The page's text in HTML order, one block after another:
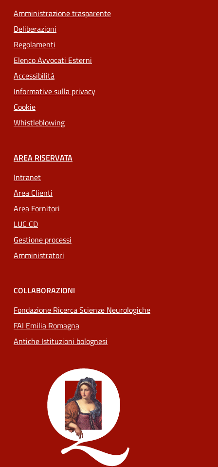
Amministrazione trasparente
Deliberazioni
Regolamenti
Elenco Avvocati Esterni
Accessibilità
Informative sulla privacy
Cookie
Whistleblowing
AREA RISERVATA
Intranet
Area Clienti
Area Fornitori
LUC CD
Gestione processi
Amministratori
COLLABORAZIONI
Fondazione Ricerca Scienze Neurologiche
FAI Emilia Romagna
Antiche Istituzioni bolognesi